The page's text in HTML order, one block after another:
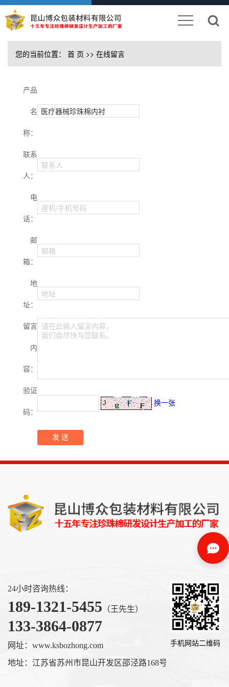
您的当前位置： 首 页 >> 在线留言
产品
名
称：
联系
人：
联系人
电
话：
座机/手机号码
邮
箱：
邮箱
地
址：
地址
留言
内
容：
请在此输入留言内容，
我们会尽快与您联系。
验证
码：
换一张
24小时咨询热线：
189-1321-5455 （王先生）
133-3864-0877
网址：www.ksbozhong.com
地址：江苏省苏州市昆山开发区邵泾路168号
手机网站二维码